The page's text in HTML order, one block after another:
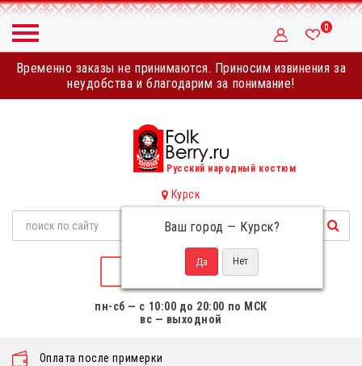
Временно заказы не принимаются. Приносим извинения за
неудобства и благодарим за понимание!
0
Русский народный костюм
Курск
Ваш город — Курск?
НАПИСАТЬ НАМ
пн-сб — с 10:00 до 20:00 по МСК
вс — выходной
Оплата после примерки